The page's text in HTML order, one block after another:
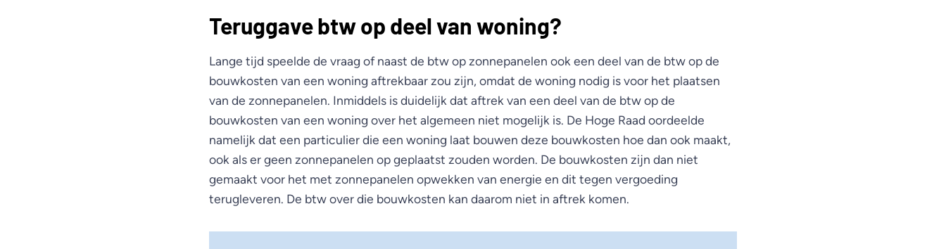
Teruggave btw op deel van woning?
Lange tijd speelde de vraag of naast de btw op zonnepanelen ook een deel van de btw op de
bouwkosten van een woning aftrekbaar zou zijn, omdat de woning nodig is voor het plaatsen
van de zonnepanelen. Inmiddels is duidelijk dat aftrek van een deel van de btw op de
bouwkosten van een woning over het algemeen niet mogelijk is. De Hoge Raad oordeelde
namelijk dat een particulier die een woning laat bouwen deze bouwkosten hoe dan ook maakt,
ook als er geen zonnepanelen op geplaatst zouden worden. De bouwkosten zijn dan niet
gemaakt voor het met zonnepanelen opwekken van energie en dit tegen vergoeding
terugleveren. De btw over die bouwkosten kan daarom niet in aftrek komen.